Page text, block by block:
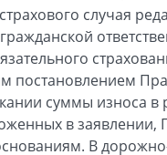
случая
постановлением
суммы износа в
в заявлении,
В